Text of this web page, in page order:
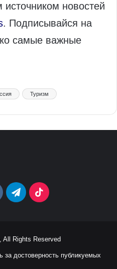
новостей
. Подписывайся на
самые важные
Туризм
vk.comTelegramTikTok
All Rights Reserved
за достоверность публикуемых